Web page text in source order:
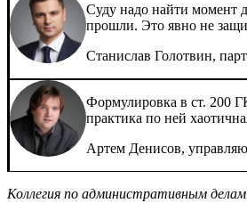
Суду надо найти момент
прошли. Это явно не
Станислав Голотвин,
Формулировка в ст. 200
практика по ней
Артем Денисов,
Коллегия по административным